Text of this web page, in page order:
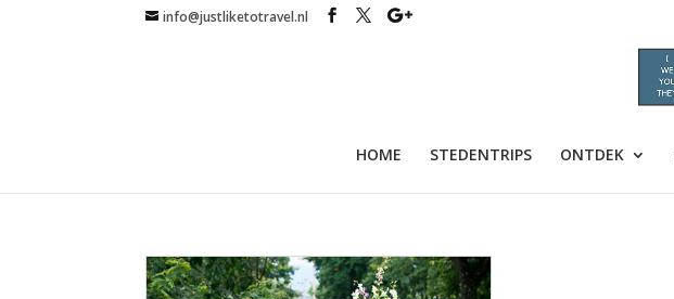
info@justliketotravel.nl
HOME STEDENTRIPS ONTDEK